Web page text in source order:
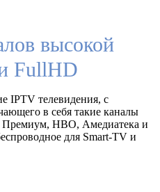
высокой
FullHD
IPTV телевидения, с
в себя такие каналы
HBO, Амедиатека и
для Smart-TV и